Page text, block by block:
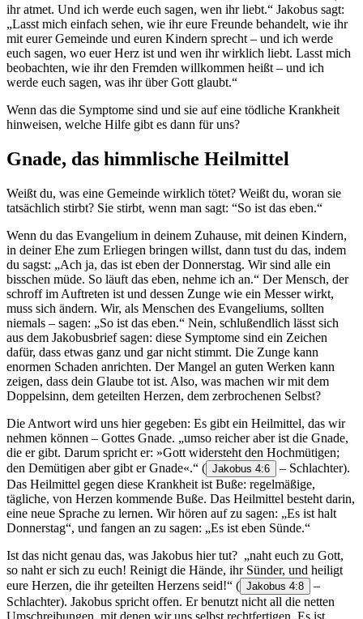
ihr atmet. Und ich werde euch sagen, wen ihr liebt.“ Jakobus sagt:
„Lasst mich einfach sehen, wie ihr eure Freunde behandelt, wie ihr
mit eurer Gemeinde und euren Kindern sprecht – und ich werde
euch sagen, wo euer Herz ist und wen ihr wirklich liebt. Lasst mich
beobachten, wie ihr den Fremden willkommen heißt – und ich
werde euch sagen, was ihr über Gott glaubt.“
Wenn das die Symptome sind und sie auf eine tödliche Krankheit
hinweisen, welche Hilfe gibt es dann für uns?
Gnade, das himmlische Heilmittel
Weißt du, was eine Gemeinde wirklich tötet? Weißt du, woran sie
tatsächlich stirbt? Sie stirbt, wenn man sagt: “So ist das eben.“
Wenn du das Evangelium in deinem Zuhause, mit deinen Kindern,
in deiner Ehe zum Erliegen bringen willst, dann tust du das, indem
du sagst: „Ach ja, das ist eben der Donnerstag. Wir sind alle ein
bisschen müde. So läuft das eben, nehme ich an.“ Der Mensch, der
schroff im Auftreten ist und dessen Zunge wie ein Messer wirkt,
muss sich ändern. Wir, als Menschen des Evangeliums, sollten
niemals – sagen: „So ist das eben.“ Nein, schlußendlich lässt sich
aus dem Jakobusbrief sagen: diese Symptome sind ein Zeichen
dafür, dass etwas ganz und gar nicht stimmt. Die Zunge kann
enormen Schaden anrichten. Der Mangel an guten Werken kann
zeigen, dass dein Glaube tot ist. Also, was machen wir mit dem
Doppelsinn, dem geteilten Herzen, dem zerbrochenen Selbst?
Die Antwort wird uns hier gegeben: Es gibt ein Heilmittel, das wir
nehmen können – Gottes Gnade. „umso reicher aber ist die Gnade,
die er gibt. Darum spricht er: »Gott widersteht den Hochmütigen;
den Demütigen aber gibt er Gnade«.“ ( Jakobus 4:6
– Schlachter).
Das Heilmittel gegen diese Krankheit ist Buße: regelmäßige,
tägliche, von Herzen kommende Buße. Das Heilmittel besteht darin,
eine neue Sprache zu lernen. Wir hören auf zu sagen: „Es ist halt
Donnerstag“, und fangen an zu sagen: „Es ist eben Sünde.“
Ist das nicht genau das, was Jakobus hier tut? „naht euch zu Gott,
so naht er sich zu euch! Reinigt die Hände, ihr Sünder, und heiligt
eure Herzen, die ihr geteilten Herzens seid!“ ( Jakobus 4:8
–
Schlachter). Jakobus spricht offen. Er benutzt nicht all die netten